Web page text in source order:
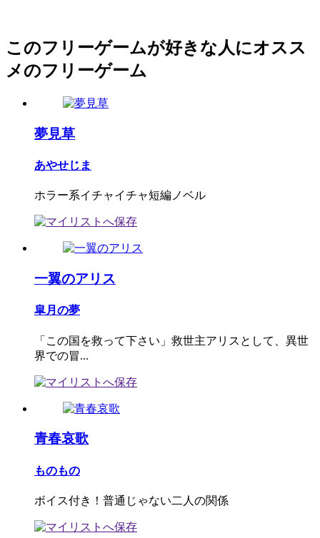
このフリーゲームが好きな人にオスス
メのフリーゲーム
夢見草
あやせじま
ホラー系イチャイチャ短編ノベル
一翼のアリス
皐月の夢
「この国を救って下さい」救世主アリスとして、異世
界での冒...
青春哀歌
ものもの
ボイス付き！普通じゃない二人の関係